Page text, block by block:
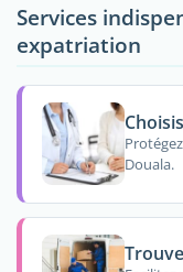
Services
expatriation
Douala.